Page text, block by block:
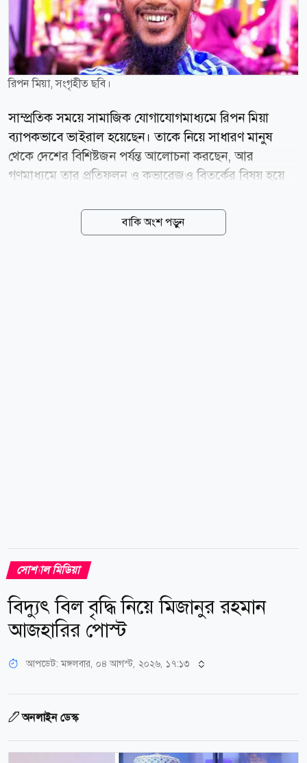
রিপন মিয়া, সংগৃহীত ছবি।
সাম্প্রতিক সময়ে সামাজিক যোগাযোগমাধ্যমে রিপন মিয়া
ব্যাপকভাবে ভাইরাল হয়েছেন। তাকে নিয়ে সাধারণ মানুষ
থেকে দেশের বিশিষ্টজন পর্যন্ত আলোচনা করছেন, আর
গণমাধ্যমে তার প্রতিফলন ও কভারেজও বিতর্কের বিষয় হয়ে
সামাজিক যোগাযোগমাধ্যমে ছড়িয়ে পড়ে। জানা যায়, সোমবার
(৩ আগস্ট) রাতে নেত্রকোণা সদর উপজেলার দক্ষিণ বিশিউড়া
বাকি অংশ পড়ুন
সোশ্যাল মিডিয়া
বিদ্যুৎ বিল বৃদ্ধি নিয়ে মিজানুর রহমান
আজহারির পোস্ট
আপডেট: মঙ্গলবার, ০৪ আগস্ট, ২০২৬, ১৭:১৩
অনলাইন ডেস্ক